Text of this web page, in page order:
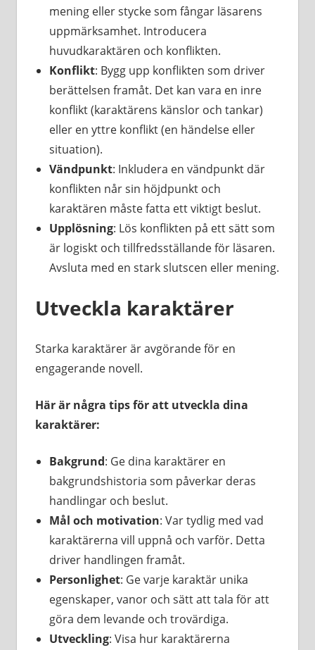
mening eller stycke som fångar läsarens
uppmärksamhet. Introducera
huvudkaraktären och konflikten.
Konflikt: Bygg upp konflikten som driver
berättelsen framåt. Det kan vara en inre
konflikt (karaktärens känslor och tankar)
eller en yttre konflikt (en händelse eller
situation).
Vändpunkt: Inkludera en vändpunkt där
konflikten når sin höjdpunkt och
karaktären måste fatta ett viktigt beslut.
Upplösning: Lös konflikten på ett sätt som
är logiskt och tillfredsställande för läsaren.
Avsluta med en stark slutscen eller mening.
Utveckla karaktärer
Starka karaktärer är avgörande för en
engagerande novell.
Här är några tips för att utveckla dina
karaktärer:
Bakgrund: Ge dina karaktärer en
bakgrundshistoria som påverkar deras
handlingar och beslut.
Mål och motivation: Var tydlig med vad
karaktärerna vill uppnå och varför. Detta
driver handlingen framåt.
Personlighet: Ge varje karaktär unika
egenskaper, vanor och sätt att tala för att
göra dem levande och trovärdiga.
Utveckling: Visa hur karaktärerna